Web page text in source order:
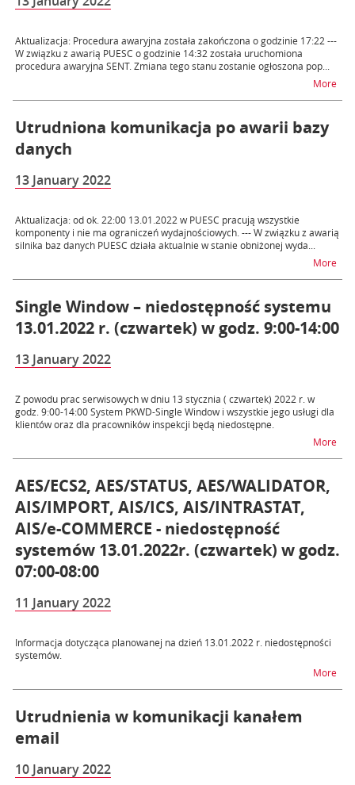
Aktualizacja: Procedura awaryjna została zakończona o godzinie 17:22 ---
W związku z awarią PUESC o godzinie 14:32 została uruchomiona
procedura awaryjna SENT. Zmiana tego stanu zostanie ogłoszona pop...
Morena
Utrudniona komunikacja po awarii bazy
danych
13 January 2022
Aktualizacja: od ok. 22:00 13.01.2022 w PUESC pracują wszystkie
komponenty i nie ma ograniczeń wydajnościowych. --- W związku z awarią
silnika baz danych PUESC działa aktualnie w stanie obniżonej wyda...
Morena
Single Window – niedostępność systemu
13.01.2022 r. (czwartek) w godz. 9:00-14:00
13 January 2022
Z powodu prac serwisowych w dniu 13 stycznia ( czwartek) 2022 r. w
godz. 9:00-14:00 System PKWD-Single Window i wszystkie jego usługi dla
klientów oraz dla pracowników inspekcji będą niedostępne.
Morena
AES/ECS2, AES/STATUS, AES/WALIDATOR,
AIS/IMPORT, AIS/ICS, AIS/INTRASTAT,
AIS/e-COMMERCE - niedostępność
systemów 13.01.2022r. (czwartek) w godz.
07:00-08:00
11 January 2022
Informacja dotycząca planowanej na dzień 13.01.2022 r. niedostępności
systemów.
Morena
Utrudnienia w komunikacji kanałem
email
10 January 2022